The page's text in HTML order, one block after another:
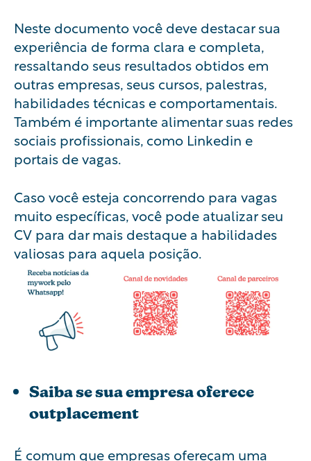
Neste documento você deve destacar sua
experiência de forma clara e completa,
ressaltando seus resultados obtidos em
outras empresas, seus cursos, palestras,
habilidades técnicas e comportamentais.
Também é importante alimentar suas redes
sociais profissionais, como Linkedin e
portais de vagas.
Caso você esteja concorrendo para vagas
muito específicas, você pode atualizar seu
CV para dar mais destaque a habilidades
valiosas para aquela posição.
Saiba se sua empresa oferece
outplacement
É comum que empresas ofereçam uma